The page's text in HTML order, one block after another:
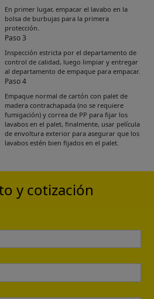
En primer lugar, empacar el lavabo en la
bolsa de burbujas para la primera
protección.
Paso 3
Inspección estricta por el departamento de
control de calidad, luego limpiar y entregar
al departamento de empaque para empacar.
Paso 4
Empaque normal de cartón con palet de
madera contrachapada (no se requiere
fumigación) y correa de PP para fijar los
lavabos en el palet, finalmente, usar película
de envoltura exterior para asegurar que los
lavabos estén bien fijados en el palet.
Catalogue
contact information,the
be sent to your mailbox
Send
y cotización